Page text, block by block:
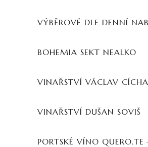
VÝBĚROVÉ DLE DENNÍ
BOHEMIA SEKT NEALKO
VINAŘSTVÍ VÁCLAV CÍCHA
VINAŘSTVÍ DUŠAN SOVIŠ
PORTSKÉ VÍNO QUERO.TE